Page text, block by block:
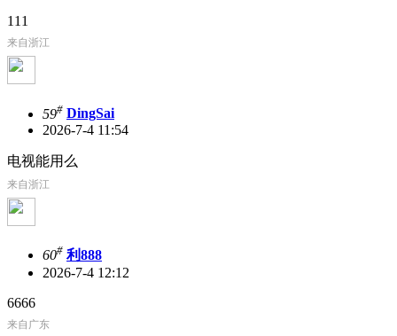
111
来自浙江
59# DingSai
2026-7-4 11:54
电视能用么
来自浙江
60# 利888
2026-7-4 12:12
6666
来自广东